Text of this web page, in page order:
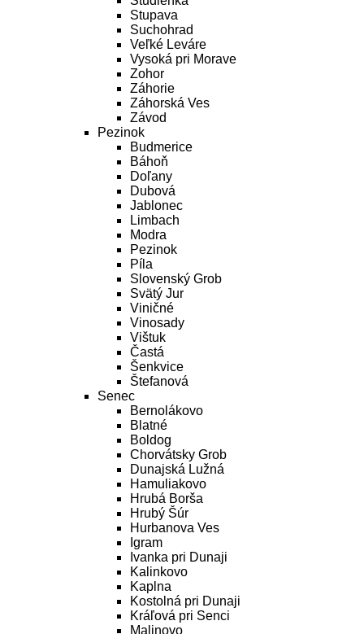
Stupava
Suchohrad
Veľké Leváre
Vysoká pri Morave
Zohor
Záhorie
Záhorská Ves
Závod
Pezinok
Budmerice
Báhoň
Doľany
Dubová
Jablonec
Limbach
Modra
Pezinok
Píla
Slovenský Grob
Svätý Jur
Viničné
Vinosady
Vištuk
Častá
Šenkvice
Štefanová
Senec
Bernolákovo
Blatné
Boldog
Chorvátsky Grob
Dunajská Lužná
Hamuliakovo
Hrubá Borša
Hrubý Šúr
Hurbanova Ves
Igram
Ivanka pri Dunaji
Kalinkovo
Kaplna
Kostolná pri Dunaji
Kráľová pri Senci
Malinovo